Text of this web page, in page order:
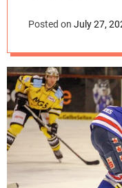
World
2023
Posted on July 27,